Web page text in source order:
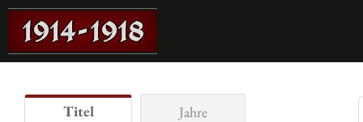
Titel
Jahre